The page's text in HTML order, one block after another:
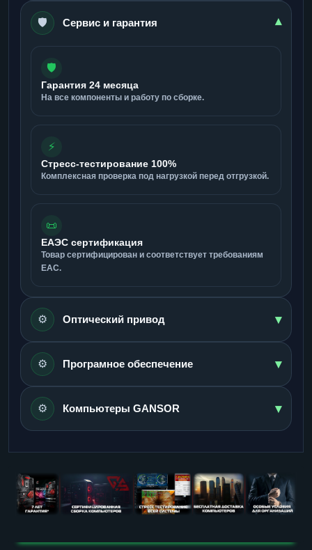
🛡️ Сервис и гарантия ▾
🛡️
Гарантия 24 месяца
На все компоненты и работу по сборке.
⚡
Стресс-тестирование 100%
Комплексная проверка под нагрузкой перед отгрузкой.
📜
ЕАЭС сертификация
Товар сертифицирован и соответствует требованиям
ЕАС.
⚙️ Оптический привод ▾
⚙️ Програмное обеспечение ▾
⚙️ Компьютеры GANSOR ▾